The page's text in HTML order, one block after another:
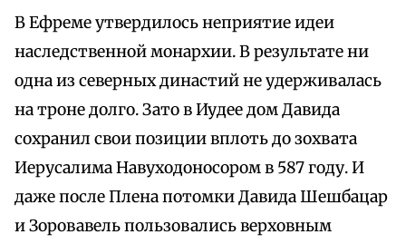
В Ефреме утвердилось неприятие идеи
наследственной монархии. В результате ни
одна из северных династий не удерживалась
на троне долго. Зато в Иудее дом Давида
сохранил свои позиции вплоть до зохвата
Иерусалима Навуходоносором в 587 году. И
даже после Плена потомки Давида Шешбацар
и Зоровавель пользовались верховным